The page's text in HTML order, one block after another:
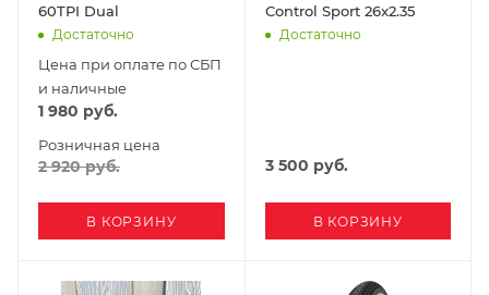
60TPI Dual
Достаточно
Цена при оплате по СБП
и наличные
1 980 руб.
Розничная цена
2 920руб.
В КОРЗИНУ
Control Sport 26x2.35
Достаточно
3 500 руб.
В КОРЗИНУ